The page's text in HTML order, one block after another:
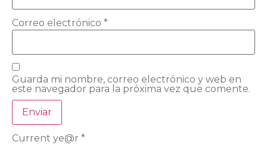
Correo electrónico *
Guarda mi nombre, correo electrónico y web en
este navegador para la próxima vez que comente.
Current ye@r *